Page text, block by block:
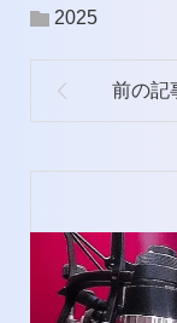
プ
2025